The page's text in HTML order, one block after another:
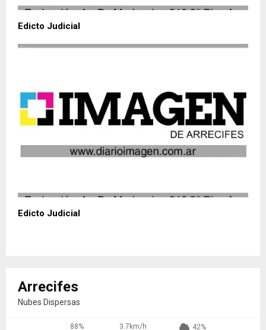
Edicto Judicial
Edicto Judicial
Arrecifes
Nubes Dispersas
88% 3.7km/h 42%